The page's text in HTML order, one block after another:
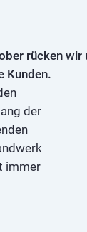
rücken
Kunden.
der
immer